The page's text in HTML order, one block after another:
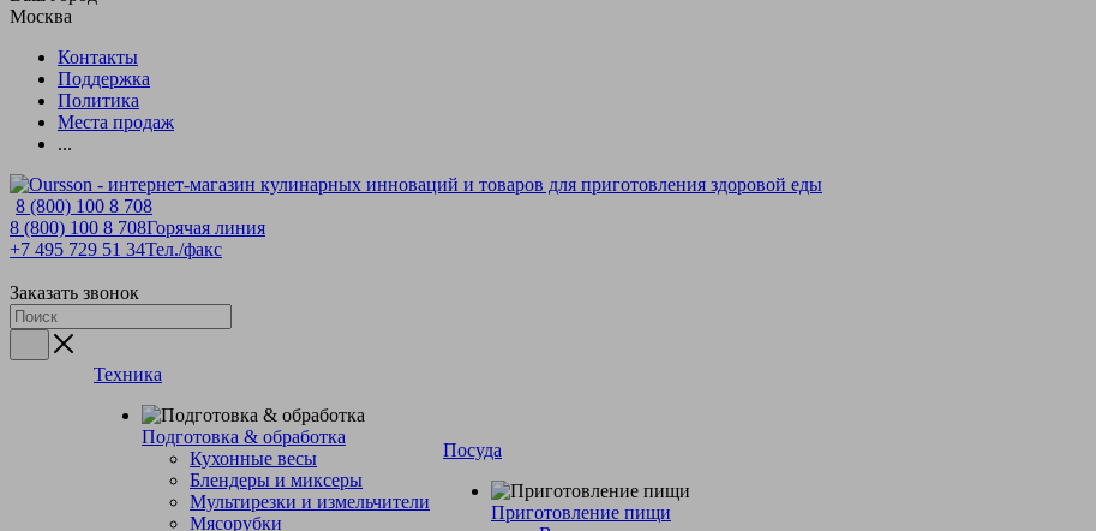
Москва
Контакты
Поддержка
Политика
Места продаж
...
8 (800) 100 8 708
8 (800) 100 8 708Горячая линия
+7 495 729 51 34Тел./факс
Заказать звонок
Техника
Подготовка & обработка
Кухонные весы
Блендеры и миксеры
Мультирезки и измельчители
Мясорубки
Посуда
Приготовление пищи